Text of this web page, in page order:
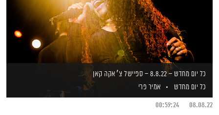
כל יום מחדש – 8.8.22 – ספיישל צ׳אקה קאן
כל יום מחדש
אמיר פרי
08.08.22
00:59:24